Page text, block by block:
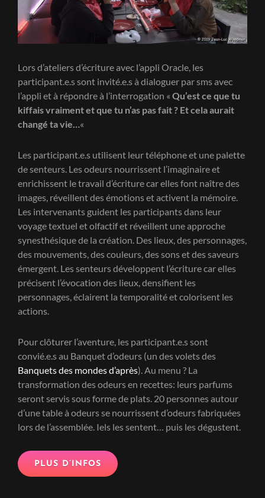
Lors d’ateliers d’écriture avec l’appli Oracle, les
participant.e.s sont invité.e.s à dialoguer par sms avec
l’appli et à répondre à l’interrogation « Qu’est ce que tu
kiffais vraiment et que tu n’as pas fait ? Et cela aurait
changé ta vie… «
Les participant.e.s utilisent leur téléphone et une palette
de senteurs. Les odeurs nourrissent l’imaginaire et
enrichissent le travail d’écriture car elles font naître des
images, réveillent des émotions et activent la mémoire.
Les intervenants guident les participants dans leur
voyage textuel et olfactif et réveillent une approche
synesthésique de la création. Des lieux, des personnages,
des mouvements, des couleurs, des sons et des saveurs
émergent. Les senteurs développent l’écriture car elles
précisent l’évocation des lieux, densifient les
personnages, éclairent la temporalité et colorisent les
actions.
Pour clôturer l’aventure, les participant.e.s sont
convié.e.s au Banquet d’odeurs (un des volets des
Banquets des mondes d’après). Au menu ? La
transformation des odeurs en recettes: leurs parfums
seront servis sous forme de plats. 20 personnes autour
d’une table à odeurs se nourrissent d’odeurs fabriquées
lors de l’assemblée. Iels les sentent… puis les dégustent.
PLUS D’INFOS